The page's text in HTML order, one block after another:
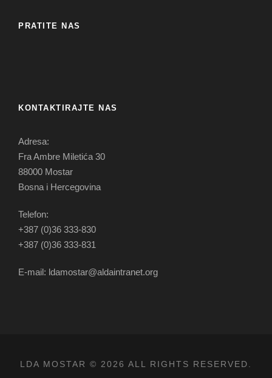
PRATITE NAS
KONTAKTIRAJTE NAS
Adresa:
Fra Ambre Miletića 30
88000 Mostar
Bosna i Hercegovina
Telefon:
+387 (0)36 333-830
+387 (0)36 333-831
E-mail: ldamostar@aldaintranet.org
LDA MOSTAR © 2026 ALL RIGHTS RESERVED.